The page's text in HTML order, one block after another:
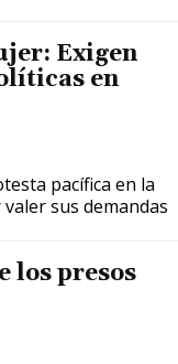
Exigen
en
pacífica en la
sus demandas
los presos